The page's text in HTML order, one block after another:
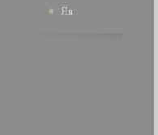
Яя